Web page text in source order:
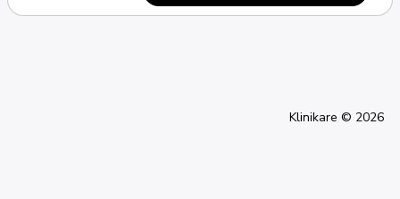
Klinikare © 2026